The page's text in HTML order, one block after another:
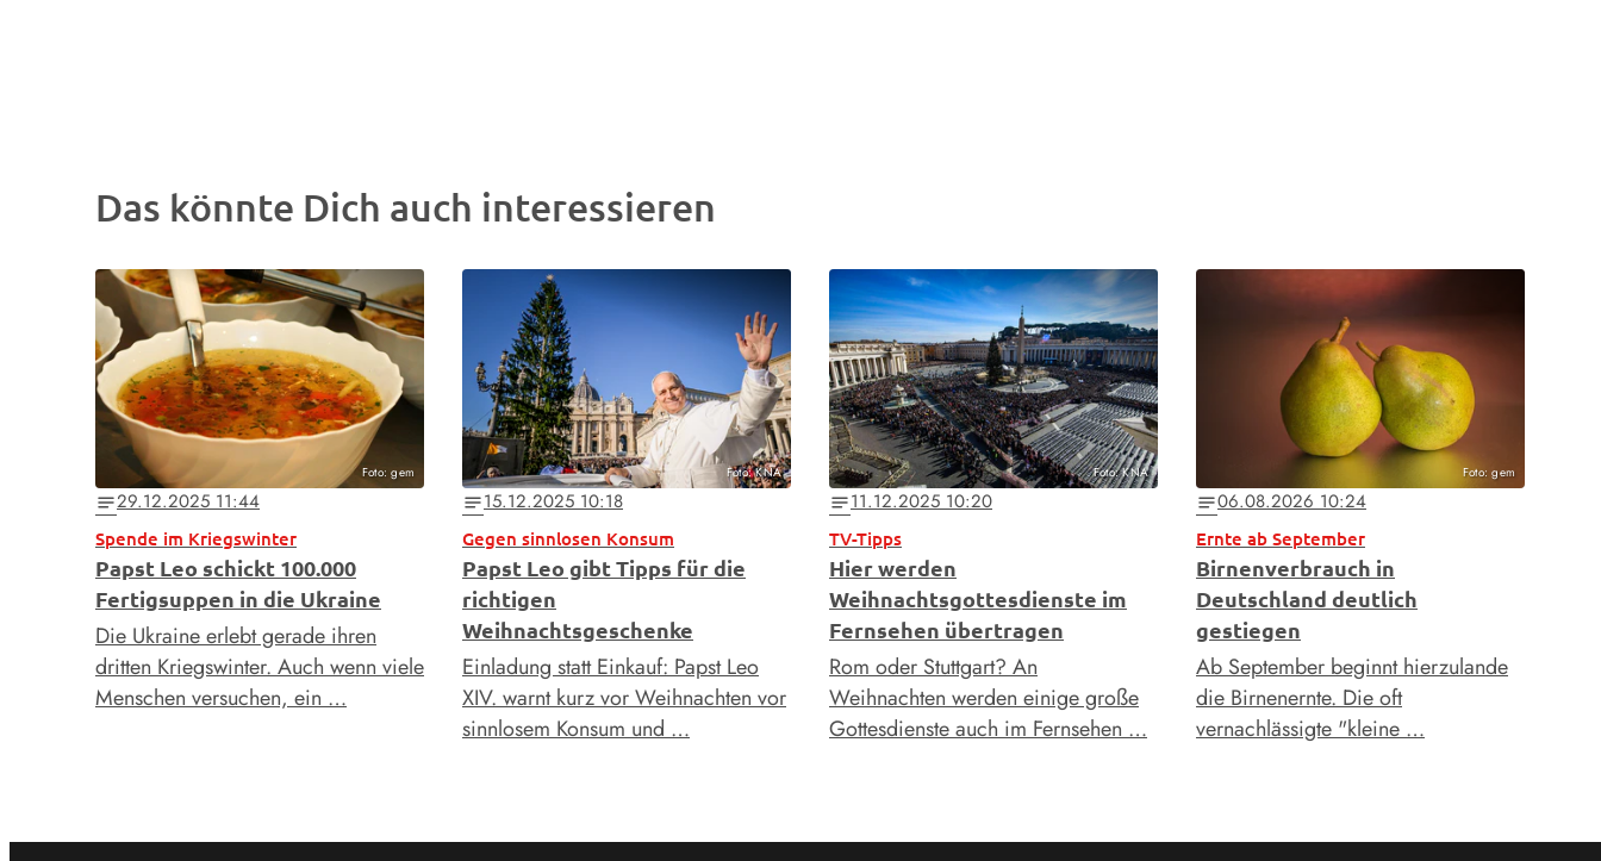
Das könnte Dich auch interessieren
Foto: gem
notes29.12.2025 11:44
Spende im Kriegswinter
Papst Leo schickt 100.000
Fertigsuppen in die Ukraine
Die Ukraine erlebt gerade ihren
dritten Kriegswinter. Auch wenn viele
Menschen versuchen, ein …
Foto: KNA
notes15.12.2025 10:18
Gegen sinnlosen Konsum
Papst Leo gibt Tipps für die
richtigen
Weihnachtsgeschenke
Einladung statt Einkauf: Papst Leo
XIV. warnt kurz vor Weihnachten vor
sinnlosem Konsum und …
Foto: KNA
notes11.12.2025 10:20
TV-Tipps
Hier werden
Weihnachtsgottesdienste im
Fernsehen übertragen
Rom oder Stuttgart? An
Weihnachten werden einige große
Gottesdienste auch im Fernsehen …
Foto: gem
notes06.08.2026 10:24
Ernte ab September
Birnenverbrauch in
Deutschland deutlich
gestiegen
Ab September beginnt hierzulande
die Birnenernte. Die oft
vernachlässigte "kleine …